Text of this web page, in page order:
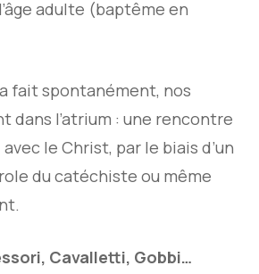
adulte (baptême en
fait spontanément, nos
dans l’atrium : une rencontre
le Christ, par le biais d’un
du catéchiste ou même
Cavalletti, Gobbi…